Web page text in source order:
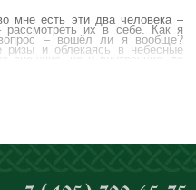
мне есть эти два человека –
их в себе. Как я
– вошёл ли я вообще?
и облекаясь в небесные
внешние, но и внутренние, то
в храме, и он ужаснулся